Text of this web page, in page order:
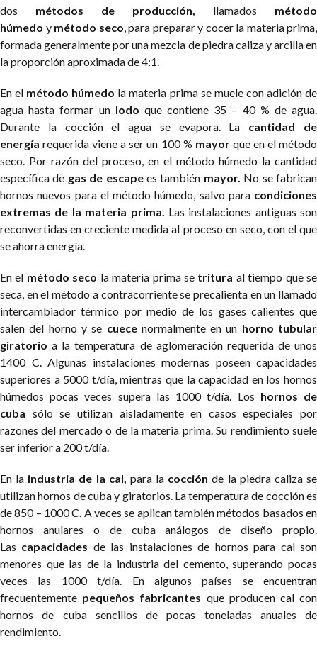
dos métodos de producción, llamados método
húmedo y método seco, para preparar y cocer la materia prima,
formada generalmente por una mezcla de piedra caliza y arcilla en
la proporción aproximada de 4:1.
En el método húmedo la materia prima se muele con adición de
agua hasta formar un lodo que contiene 35 – 40 % de agua.
Durante la cocción el agua se evapora. La cantidad de
energía requerida viene a ser un 100 % mayorque en el método
seco. Por razón del proceso, en el método húmedo la cantidad
específica de gas de escapees también mayor. No se fabrican
hornos nuevos para el método húmedo, salvo para condiciones
extremas de la materia prima. Las instalaciones antiguas son
reconvertidas en creciente medida al proceso en seco, con el que
se ahorra energía.
En el método seco la materia prima se tritura al tiempo que se
seca, en el método a contracorriente se precalienta en un llamado
intercambiador térmico por medio de los gases calientes que
salen del horno y se cuecenormalmente en un horno tubular
giratorio a la temperatura de aglomeración requerida de unos
1400 C. Algunas instalaciones modernas poseen capacidades
superiores a 5000 t/día, mientras que la capacidad en los hornos
húmedos pocas veces supera las 1000 t/día. Los hornos de
cuba sólo se utilizan aisladamente en casos especiales por
razones del mercado o de la materia prima. Su rendimiento suele
ser inferior a 200 t/día.
En la industria de la cal, para la cocción de la piedra caliza se
utilizan hornos de cuba y giratorios. La temperatura de cocción es
de 850 – 1000 C. A veces se aplican también métodos basados en
hornos anulares o de cuba análogos de diseño propio.
Las capacidades de las instalaciones de hornos para cal son
menores que las de la industria del cemento, superando pocas
veces las 1000 t/día. En algunos países se encuentran
frecuentemente pequeños fabricantes que producen cal con
hornos de cuba sencillos de pocas toneladas anuales de
rendimiento.